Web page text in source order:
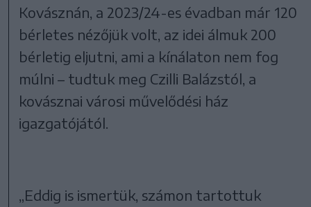
Kovásznán, a 2023/24-es évadban már 120
bérletes nézőjük volt, az idei álmuk 200
bérletig eljutni, ami a kínálaton nem fog
múlni – tudtuk meg Czilli Balázstól, a
kovásznai városi művelődési ház
igazgatójától.
„Eddig is ismertük, számon tartottuk